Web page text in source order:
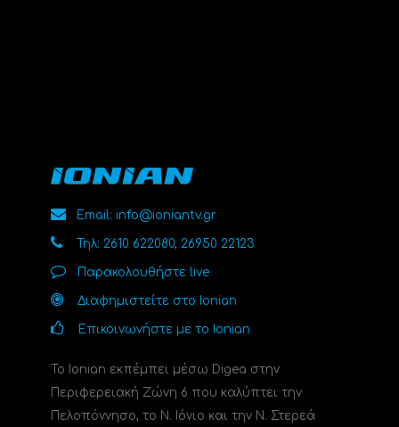
Email: info@ioniantv.gr
Τηλ: 2610 622080, 26950 22123
Παρακολουθήστε live
Διαφημιστείτε στο Ionian
Επικοινωνήστε με το Ionian
Το Ionian εκπέμπει μέσω Digea στην
Περιφερειακή Ζώνη 6 που καλύπτει την
Πελοπόννησο, το N. Ιόνιο και την Ν. Στερεά